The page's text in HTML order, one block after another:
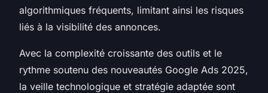
algorithmiques fréquents, limitant ainsi les risques
liés à la visibilité des annonces.
Avec la complexité croissante des outils et le
rythme soutenu des nouveautés Google Ads 2025,
la veille technologique et stratégie adaptée sont